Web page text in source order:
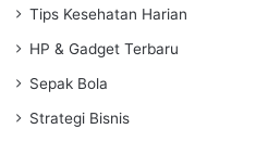
Tips Kesehatan Harian
HP & Gadget Terbaru
Sepak Bola
Strategi Bisnis